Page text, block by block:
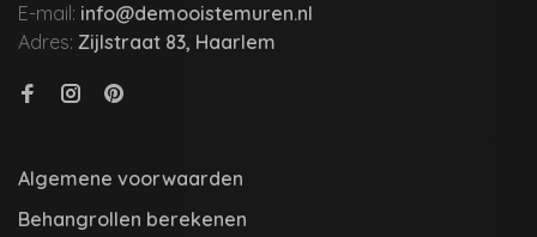
E-mail: info@demooistemuren.nl
Adres: Zijlstraat 83, Haarlem
Algemene voorwaarden
Behangrollen berekenen